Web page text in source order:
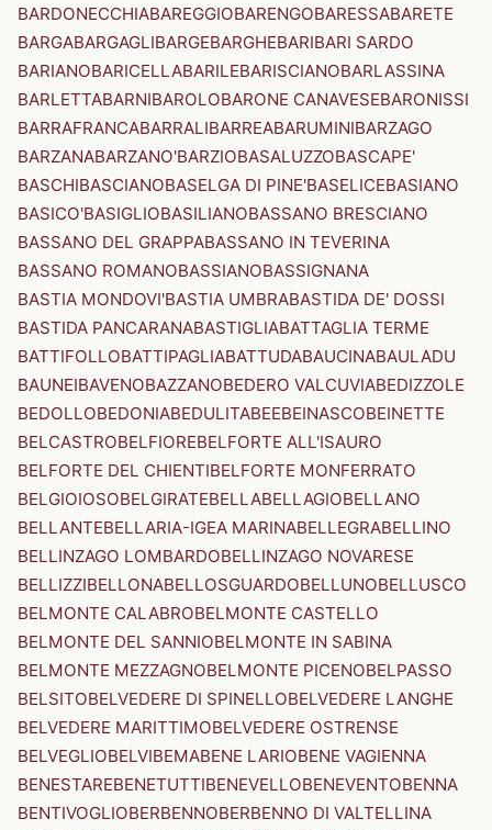
BARDONECCHIABAREGGIOBARENGOBARESSABARETE
BARGABARGAGLIBARGEBARGHEBARIBARI SARDO
BARIANOBARICELLABARILEBARISCIANOBARLASSINA
BARLETTABARNIBAROLOBARONE CANAVESEBARONISSI
BARRAFRANCABARRALIBARREABARUMINIBARZAGO
BARZANABARZANO'BARZIOBASALUZZOBASCAPE'
BASCHIBASCIANOBASELGA DI PINE'BASELICEBASIANO
BASICO'BASIGLIOBASILIANOBASSANO BRESCIANO
BASSANO DEL GRAPPABASSANO IN TEVERINA
BASSANO ROMANOBASSIANOBASSIGNANA
BASTIA MONDOVI'BASTIA UMBRABASTIDA DE' DOSSI
BASTIDA PANCARANABASTIGLIABATTAGLIA TERME
BATTIFOLLOBATTIPAGLIABATTUDABAUCINABAULADU
BAUNEIBAVENOBAZZANOBEDERO VALCUVIABEDIZZOLE
BEDOLLOBEDONIABEDULITABEEBEINASCOBEINETTE
BELCASTROBELFIOREBELFORTE ALL'ISAURO
BELFORTE DEL CHIENTIBELFORTE MONFERRATO
BELGIOIOSOBELGIRATEBELLABELLAGIOBELLANO
BELLANTEBELLARIA-IGEA MARINABELLEGRABELLINO
BELLINZAGO LOMBARDOBELLINZAGO NOVARESE
BELLIZZIBELLONABELLOSGUARDOBELLUNOBELLUSCO
BELMONTE CALABROBELMONTE CASTELLO
BELMONTE DEL SANNIOBELMONTE IN SABINA
BELMONTE MEZZAGNOBELMONTE PICENOBELPASSO
BELSITOBELVEDERE DI SPINELLOBELVEDERE LANGHE
BELVEDERE MARITTIMOBELVEDERE OSTRENSE
BELVEGLIOBELVIBEMABENE LARIOBENE VAGIENNA
BENESTAREBENETUTTIBENEVELLOBENEVENTOBENNA
BENTIVOGLIOBERBENNOBERBENNO DI VALTELLINA